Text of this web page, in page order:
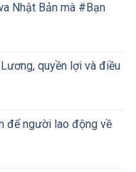
Nhật Bản mà #Bạn
quyền lợi và điều
để người lao động về